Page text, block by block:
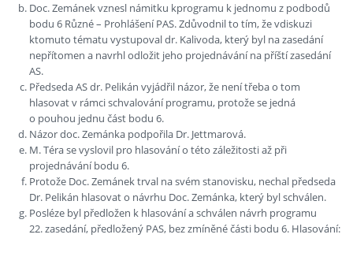
Doc. Zemánek vznesl námitku kprogramu k jednomu z podbodů
bodu 6 Různé – Prohlášení PAS. Zdůvodnil to tím, že vdiskuzi
ktomuto tématu vystupoval dr. Kalivoda, který byl na zasedání
nepřítomen a navrhl odložit jeho projednávání na příští zasedání
AS.
Předseda AS dr. Pelikán vyjádřil názor, že není třeba o tom
hlasovat v rámci schvalování programu, protože se jedná
o pouhou jednu část bodu 6.
Názor doc. Zemánka podpořila Dr. Jettmarová.
M. Téra se vyslovil pro hlasování o této záležitosti až při
projednávání bodu 6.
Protože Doc. Zemánek trval na svém stanovisku, nechal předseda
Dr. Pelikán hlasovat o návrhu Doc. Zemánka, který byl schválen.
Posléze byl předložen k hlasování a schválen návrh programu
22. zasedání, předložený PAS, bez zmíněné části bodu 6. Hlasování: